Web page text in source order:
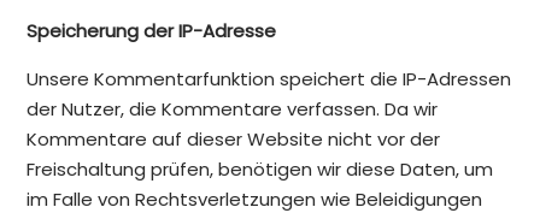
Speicherung der IP-Adresse
Unsere Kommentarfunktion speichert die IP-Adressen
der Nutzer, die Kommentare verfassen. Da wir
Kommentare auf dieser Website nicht vor der
Freischaltung prüfen, benötigen wir diese Daten, um
im Falle von Rechtsverletzungen wie Beleidigungen